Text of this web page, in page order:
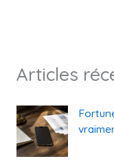
Articles